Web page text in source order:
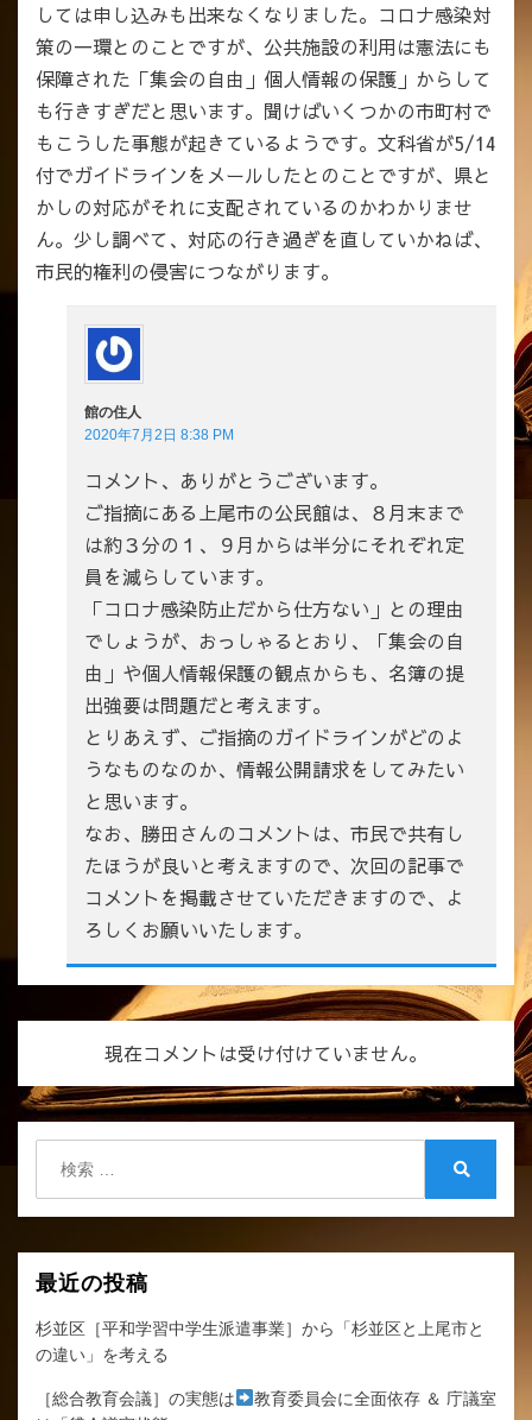
しては申し込みも出来なくなりました。コロナ感染対
策の一環とのことですが、公共施設の利用は憲法にも
保障された「集会の自由」個人情報の保護」からして
も行きすぎだと思います。聞けばいくつかの市町村で
もこうした事態が起きているようです。文科省が5/14
付でガイドラインをメールしたとのことですが、県と
かしの対応がそれに支配されているのかわかりませ
ん。少し調べて、対応の行き過ぎを直していかねば、
市民的権利の侵害につながります。
館の住人
2020年7月2日 8:38 PM
コメント、ありがとうございます。
ご指摘にある上尾市の公民館は、８月末まで
は約３分の１、９月からは半分にそれぞれ定
員を減らしています。
「コロナ感染防止だから仕方ない」との理由
でしょうが、おっしゃるとおり、「集会の自
由」や個人情報保護の観点からも、名簿の提
出強要は問題だと考えます。
とりあえず、ご指摘のガイドラインがどのよ
うなものなのか、情報公開請求をしてみたい
と思います。
なお、勝田さんのコメントは、市民で共有し
たほうが良いと考えますので、次回の記事で
コメントを掲載させていただきますので、よ
ろしくお願いいたします。
現在コメントは受け付けていません。
最近の投稿
杉並区［平和学習中学生派遣事業］から「杉並区と上尾市と
の違い」を考える
［総合教育会議］の実態は
教育委員会に全面依存 ＆ 庁議室